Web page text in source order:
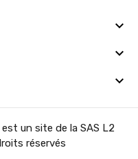
un site de la SAS L2
réservés